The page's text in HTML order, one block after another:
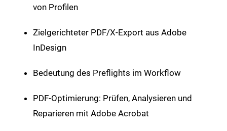
von Profilen
Zielgerichteter PDF/X-Export aus Adobe
InDesign
Bedeutung des Preflights im Workflow
PDF-Optimierung: Prüfen, Analysieren und
Reparieren mit Adobe Acrobat